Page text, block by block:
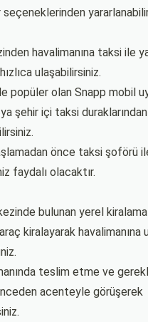
havalimanına taksi ile
ulaşabilirsiniz.
popüler olan Snapp mobil
şehir içi taksi
önce taksi şoförü
faydalı olacaktır.
bulunan yerel kiralama
kiralayarak havalimanına
teslim etme ve
acenteyle görüşerek